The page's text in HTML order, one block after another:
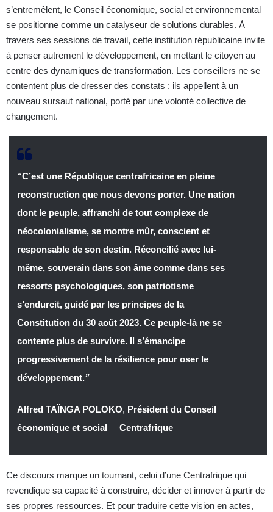
s’entremêlent, le Conseil économique, social et environnemental
se positionne comme un catalyseur de solutions durables. À
travers ses sessions de travail, cette institution républicaine invite
à penser autrement le développement, en mettant le citoyen au
centre des dynamiques de transformation. Les conseillers ne se
contentent plus de dresser des constats : ils appellent à un
nouveau sursaut national, porté par une volonté collective de
changement.
“C’est une République centrafricaine en pleine
reconstruction que nous devons porter. Une nation
dont le peuple, affranchi de tout complexe de
néocolonialisme, se montre mûr, conscient et
responsable de son destin. Réconcilié avec lui-
même, souverain dans son âme comme dans ses
ressorts psychologiques, son patriotisme
s’endurcit, guidé par les principes de la
Constitution du 30 août 2023. Ce peuple-là ne se
contente plus de survivre. Il s’émancipe
progressivement de la résilience pour oser le
développement.”
Alfred TAÏNGA POLOKO, Président du Conseil
économique et social –Centrafrique
Ce discours marque un tournant, celui d’une Centrafrique qui
revendique sa capacité à construire, décider et innover à partir de
ses propres ressources. Et pour traduire cette vision en actes,